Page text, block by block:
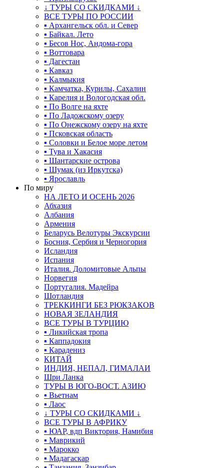
↓ ТУРЫ СО СКИДКАМИ ↓
ВСЕ ТУРЫ ПО РОССИИ
▪ Архангельск обл. и Север
▪ Байкал. Лето
▪ Бесов Нос, Андома-гора
▪ Воттовара
▪ Дагестан
▪ Кавказ
▪ Калмыкия
▪ Камчатка, Курилы, Сахалин
▪ Карелия и Вологодская обл.
▪ По Волге на яхте
▪ По Ладожскому озеру
▪ По Онежскому озеру на яхте
▪ Псковская область
▪ Соловки и Белое море летом
▪ Тува и Хакасия
▪ Шантарские острова
▪ Шумак (из Иркутска)
▪ Ярославль
По миру
НА ЛЕТО И ОСЕНЬ 2026
Абхазия
Албания
Армения
Беларусь Велотуры Экскурсии
Босния, Сербия и Черногория
Исландия
Испания
Италия. Доломитовые Альпы
Норвегия
Португалия. Мадейра
Шотландия
ТРЕККИНГИ БЕЗ РЮКЗАКОВ
НОВАЯ ЗЕЛАНДИЯ
ВСЕ ТУРЫ В ТУРЦИЮ
▪ Ликийская тропа
▪ Каппадокия
▪ Карадениз
КИТАЙ
ИНДИЯ, НЕПАЛ, ГИМАЛАИ
Шри Ланка
ТУРЫ В ЮГО-ВОСТ. АЗИЮ
▪ Вьетнам
▪ Лаос
↓ ТУРЫ СО СКИДКАМИ ↓
ВСЕ ТУРЫ В АФРИКУ
▪ ЮАР, вдп Виктория, Намибия
▪ Маврикий
▪ Марокко
▪ Мадагаскар